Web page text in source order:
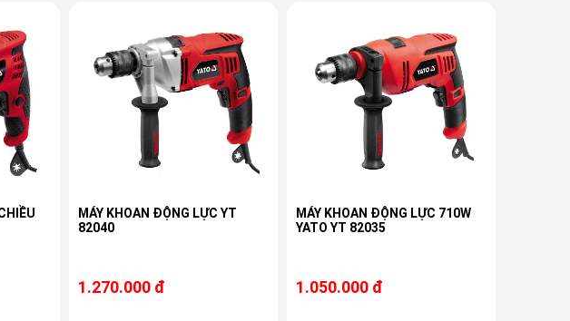
MÁY KHOAN ĐỘNG LỰC YT
82040
1.270.000 đ
MÁY KHOAN ĐỘNG LỰC 710W
YATO YT 82035
1.050.000 đ